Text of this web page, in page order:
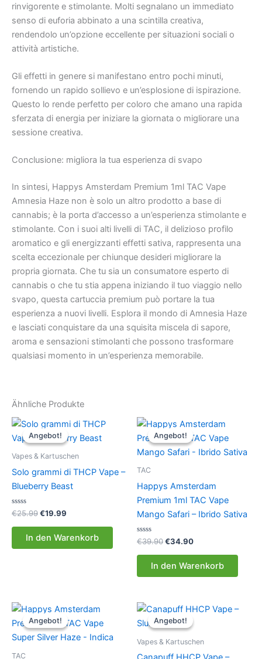
rinvigorente e stimolante. Molti segnalano un immediato
senso di euforia abbinato a una scintilla creativa,
rendendolo un’opzione eccellente per situazioni sociali o
attività artistiche.
Gli effetti in genere si manifestano entro pochi minuti,
fornendo un rapido sollievo e un’esplosione di ispirazione.
Questo lo rende perfetto per coloro che amano una rapida
sferzata di energia per iniziare la giornata o migliorare una
sessione creativa.
Conclusione: migliora la tua esperienza di svapo
In sintesi, Happys Amsterdam Premium 1ml TAC Vape
Amnesia Haze non è solo un altro prodotto a base di
cannabis; è la porta d’accesso a un’esperienza stimolante e
stimolante. Con i suoi alti livelli di TAC, il delizioso profilo
aromatico e gli energizzanti effetti sativa, rappresenta una
scelta eccezionale per chiunque desideri migliorare la
propria giornata. Che tu sia un consumatore esperto di
cannabis o che tu stia appena iniziando il tuo viaggio nello
svapo, questa cartuccia premium può portare la tua
esperienza a nuovi livelli. Esplora il mondo di Amnesia Haze
e lasciati conquistare da una squisita miscela di sapore,
aroma e sensazioni stimolanti che possono trasformare
qualsiasi momento in un’esperienza memorabile.
Ähnliche Produkte
Angebot!
Angebot!
Vapes & Kartuschen
Solo grammi di THCP Vape –
Blueberry Beast
Bewertet
mit
0
€25.99Ursprünglicher
war:
€25.99
€19.99
€19.99.
In den Warenkorb
Angebot!
Angebot!
TAC
Happys Amsterdam
Premium 1ml TAC Vape
Mango Safari – Ibrido Sativa
Bewertet
mit
0
€39.90Ursprünglicher
war:
€39.90
€34.90Aktueller
€34.90.
In den Warenkorb
Angebot!
Angebot!
TAC
Angebot!
Angebot!
Vapes & Kartuschen